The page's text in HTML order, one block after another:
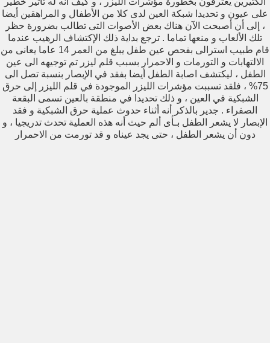
على عيون و تحديدا شبكة العين لدى كلا من الأطفال و المراهقين أيضا
، إلى أن أصبحت الآن هناك بعض الأصوات التى تطالب بضرورة حظر
تلك الألعاب و منعها تماما . ترجع بداية ذلك الإكتشاف الرهيب عندما
قام طبيب استرالى بفحص عين طفل يبلغ من العمر 14 عاما يعانى من
الالتهابات و التورمات و الاحمرار بسبب قلم ليزر تم توجيهه الى عين
الطفل ، ليكتشف اصابة الطفل أيضا بفقد في الإبصار بنسبة تصل الى
75% ، فلقد تسببت مؤشرات الليزر الموجودة في قلم الليزر إلى حرق
الشبكية في العين ، و ذلك تحديدا في منطقة بالعين تسمى البقعة
الصفراء . جدير بالذكر أنه أثناء حدوث عملية حرق الشبكية و فقد
الإبصار لا يشعر الطفل بـأى ألم حيث أنه هذه العملية تحدث تدريجيا ، و
دون أن يشعر الطفل ، حتى يجد عيناه و قد تورمت من الاحمرار